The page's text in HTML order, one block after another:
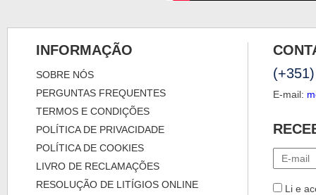
INFORMAÇÃO
SOBRE NÓS
PERGUNTAS FREQUENTES
TERMOS E CONDIÇÕES
POLÍTICA DE PRIVACIDADE
POLÍTICA DE COOKIES
LIVRO DE RECLAMAÇÕES
RESOLUÇÃO DE LITÍGIOS ONLINE
E-mail:
Li e